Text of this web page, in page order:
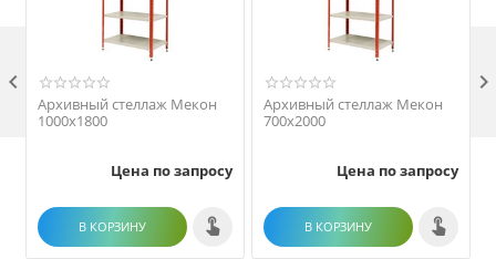
Архивный стеллаж Мекон
1000х1800
Цена по запросу
В КОРЗИНУ
Архивный стеллаж Мекон
700х2000
Цена по запросу
В КОРЗИНУ
 